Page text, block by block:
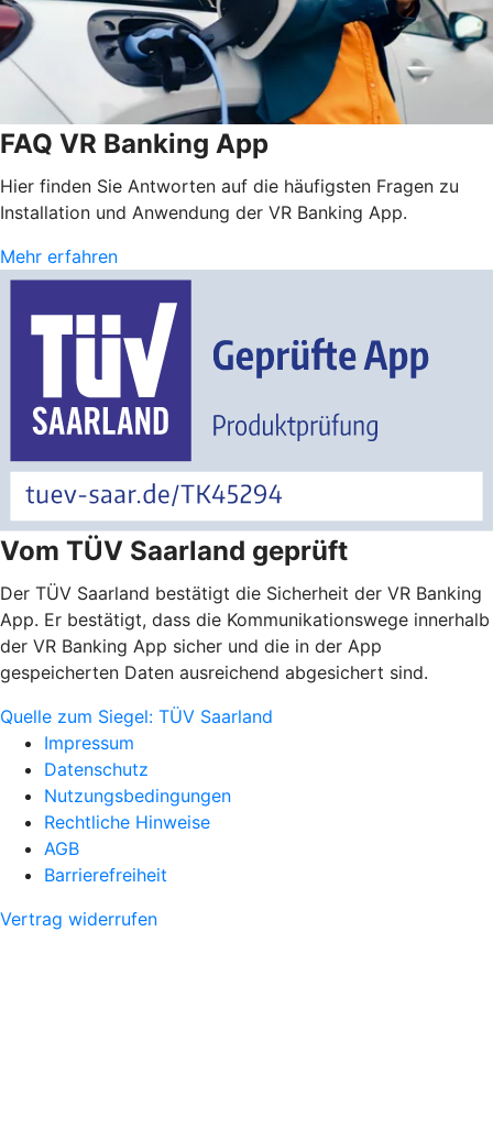
FAQ VR Banking App
Hier finden Sie Antworten auf die häufigsten Fragen zu
Installation und Anwendung der VR Banking App.
Mehr erfahren
Vom TÜV Saarland geprüft
Der TÜV Saarland bestätigt die Sicherheit der VR Banking
App. Er bestätigt, dass die Kommunikationswege innerhalb
der VR Banking App sicher und die in der App
gespeicherten Daten ausreichend abgesichert sind.
Quelle zum Siegel: TÜV Saarland
Impressum
Datenschutz
Nutzungsbedingungen
Rechtliche Hinweise
AGB
Barrierefreiheit
Vertrag widerrufen